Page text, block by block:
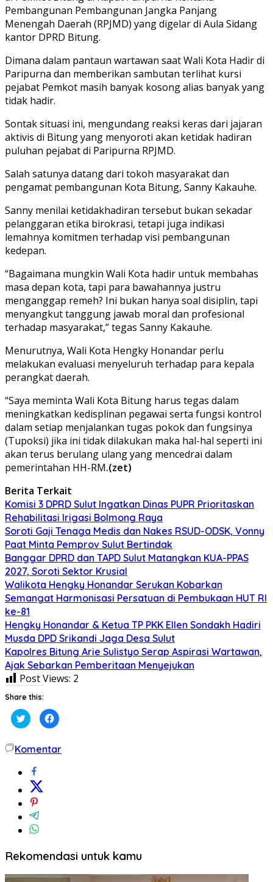
Pembangunan Pembangunan Jangka Panjang
Menengah Daerah (RPJMD) yang digelar di Aula Sidang
kantor DPRD Bitung.
Dimana dalam pantaun wartawan saat Wali Kota Hadir di
Paripurna dan memberikan sambutan terlihat kursi
pejabat Pemkot masih banyak kosong alias banyak yang
tidak hadir.
Sontak situasi ini, mengundang reaksi keras dari jajaran
aktivis di Bitung yang menyoroti akan ketidak hadiran
puluhan pejabat di Paripurna RPJMD.
Salah satunya datang dari tokoh masyarakat dan
pengamat pembangunan Kota Bitung, Sanny Kakauhe.
Sanny menilai ketidakhadiran tersebut bukan sekadar
pelanggaran etika birokrasi, tetapi juga indikasi
lemahnya komitmen terhadap visi pembangunan
kedepan.
“Bagaimana mungkin Wali Kota hadir untuk membahas
masa depan kota, tapi para bawahannya justru
menganggap remeh? Ini bukan hanya soal disiplin, tapi
menyangkut tanggung jawab moral dan profesional
terhadap masyarakat,” tegas Sanny Kakauhe.
Menurutnya, Wali Kota Hengky Honandar perlu
melakukan evaluasi menyeluruh terhadap para kepala
perangkat daerah.
“Saya meminta Wali Kota Bitung harus tegas dalam
meningkatkan kedisplinan pegawai serta fungsi kontrol
dalam setiap menjalankan tugas pokok dan fungsinya
(Tupoksi) jika ini tidak dilakukan maka hal-hal seperti ini
akan terus berulang ulang yang mencedrai dalam
pemerintahan HH-RM.(zet)
Berita Terkait
Komisi 3 DPRD Sulut Ingatkan Dinas PUPR Prioritaskan
Rehabilitasi Irigasi Bolmong Raya
Soroti Gaji Tenaga Medis dan Nakes RSUD-ODSK, Vonny
Paat Minta Pemprov Sulut Bertindak
Banggar DPRD dan TAPD Sulut Matangkan KUA-PPAS
2027, Soroti Sektor Krusial
Walikota Hengky Honandar Serukan Kobarkan
Semangat Harmonisasi Persatuan di Pembukaan HUT RI
ke-81
Hengky Honandar & Ketua TP PKK Ellen Sondakh Hadiri
Musda DPD Srikandi Jaga Desa Sulut
Kapolres Bitung Arie Sulistyo Serap Aspirasi Wartawan,
Ajak Sebarkan Pemberitaan Menyejukan
Post Views: 2
Share this:
Klik
untuk
berbagi
Twitter(Membuka
di
yang
baru)
Klik
untuk
Facebook(Membuka
di
Komentar
Rekomendasi untuk kamu